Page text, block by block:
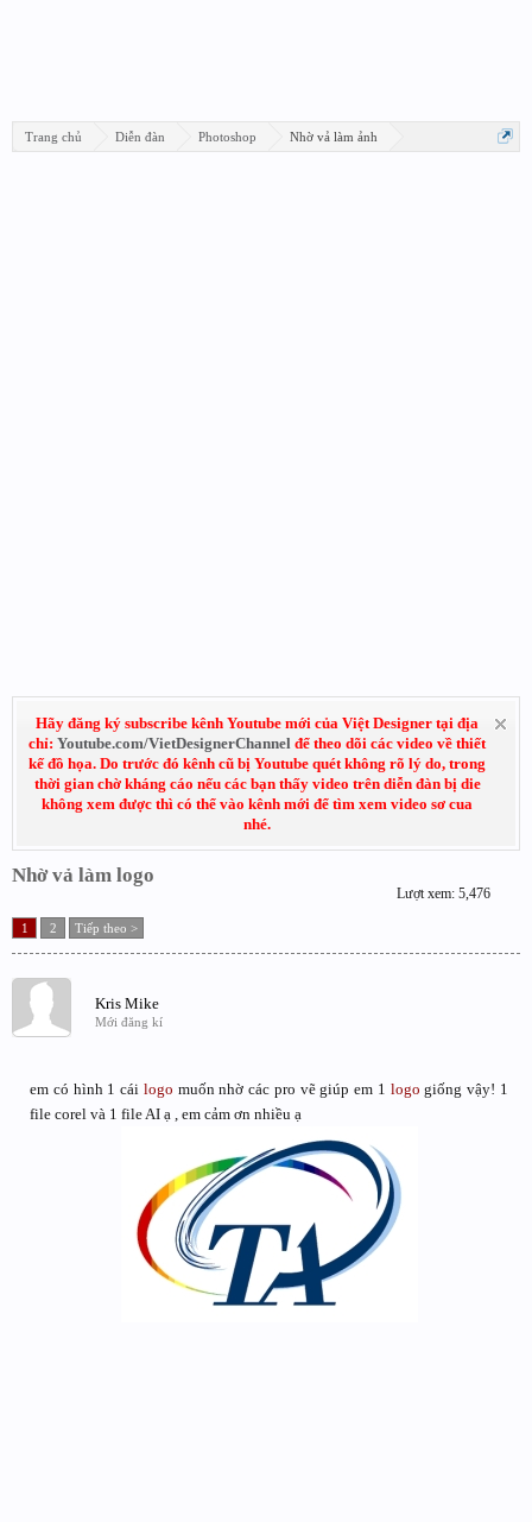
Trang chủ Diễn đàn Photoshop Nhờ vả làm ảnh
Hãy đăng ký subscribe kênh Youtube mới của Việt Designer tại địa
chỉ: Youtube.com/VietDesignerChannel để theo dõi các video về thiết
kế đồ họa. Do trước đó kênh cũ bị Youtube quét không rõ lý do, trong
thời gian chờ kháng cáo nếu các bạn thấy video trên diễn đàn bị die
không xem được thì có thể vào kênh mới để tìm xem video sơ cua
nhé.
Nhờ vả làm logo
Lượt xem: 5,476
1 2 Tiếp theo >
Kris Mike
Mới đăng kí
em có hình 1 cái logo muốn nhờ các pro vẽ giúp em 1 logo giống vậy! 1
file corel và 1 file AI ạ , em cảm ơn nhiều ạ